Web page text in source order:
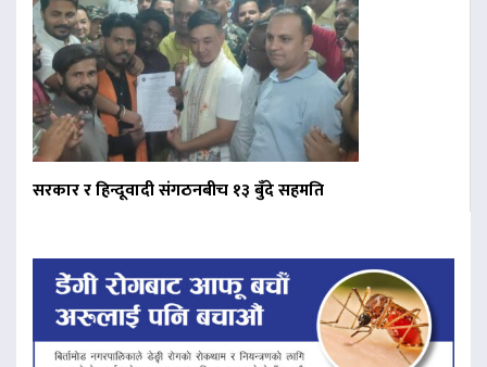
सरकार र हिन्दूवादी संगठनबीच १३ बुँदे सहमति